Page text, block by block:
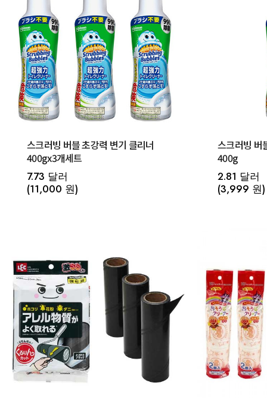
스크러빙 버블 초강력 변기 클리너
400gx3개세트
7.73 달러
(11,000 원)
스크러빙 버
400g
2.81 달러
(3,999 원)